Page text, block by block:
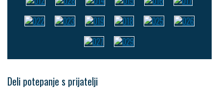
Deli potepanje s prijatelji